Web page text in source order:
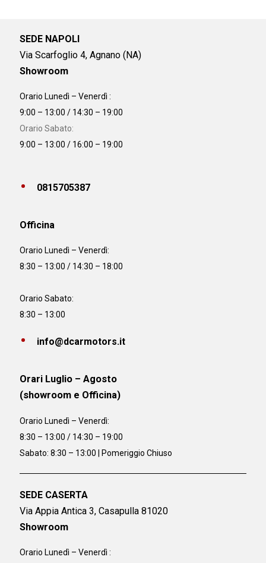
SEDE NAPOLI
Via Scarfoglio 4, Agnano (NA)
Showroom
Orario Lunedì – Venerdì :
9:00 – 13:00 / 14:30 – 19:00
Orario Sabato:
9:00 – 13:00 / 16:00 – 19:00
0815705387
Officina
Orario Lunedì – Venerdì:
8:30 – 13:00 / 14:30 – 18:00
Orario Sabato:
8:30 – 13:00
info@dcarmotors.it
Orari Luglio – Agosto
(showroom e Officina)
Orario Lunedì – Venerdì:
8:30 – 13:00 / 14:30 – 19:00
Sabato: 8:30 – 13:00 | Pomeriggio Chiuso
SEDE CASERTA
Via Appia Antica 3, Casapulla 81020
Showroom
Orario Lunedì – Venerdì :